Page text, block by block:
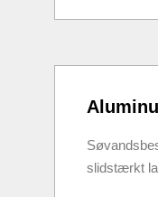
slidstærkt